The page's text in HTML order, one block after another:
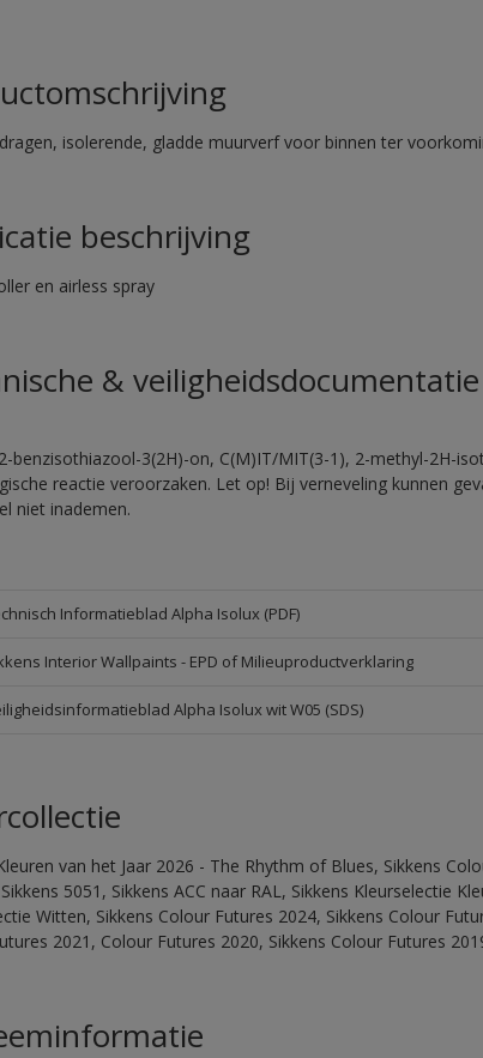
isolerende, gladde muurverf voor binnen ter
beschrijving
en airless spray
& veiligheidsdocumentatie
benzisothiazool-3(2H)-on, C(M)IT/MIT(3-1), 2-methyl-2H-
reactie veroorzaken. Let op! Bij verneveling kunnen
niet inademen.
Informatieblad Alpha Isolux (PDF)
Interior Wallpaints - EPD of Milieuproductverklaring
Alpha Isolux wit W05 (SDS)
van het Jaar 2026 - The Rhythm of Blues, Sikkens
5051, Sikkens ACC naar RAL, Sikkens Kleurselectie
Witten, Sikkens Colour Futures 2024, Sikkens Colour
2021, Colour Futures 2020, Sikkens Colour Futures